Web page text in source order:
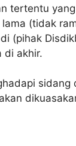
tertentu
(tidak
(pihak
di akhir.
sidang